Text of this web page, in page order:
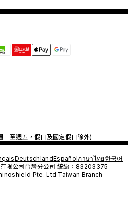
至週五，假日及國定假日除外)
DeutschlandEspañolภาษาไทย 한국어
限公司台灣分公司 統編：83203375
Pte. Ltd Taiwan Branch